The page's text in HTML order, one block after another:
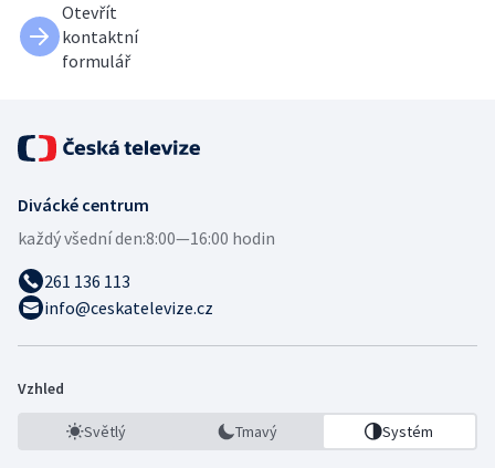
Otevřít
kontaktní
formulář
Divácké centrum
každý všední den:8:00—16:00 hodin
261 136 113
info@ceskatelevize.cz
Vzhled
Světlý Tmavý Systém